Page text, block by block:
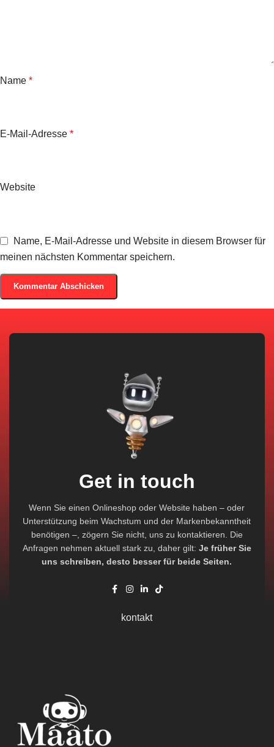
Name *
E-Mail-Adresse *
Website
Name, E-Mail-Adresse und Website in diesem Browser für
meinen nächsten Kommentar speichern.
Get in touch
Wenn Sie einen Onlineshop oder Website haben – oder
Unterstützung beim Wachstum und der Markenbekanntheit
benötigen –, zögern Sie nicht, uns zu kontaktieren. Die
Anfragen nehmen aktuell stark zu, daher gilt: Je früher Sie
uns schreiben, desto besser für beide Seiten.
kontakt